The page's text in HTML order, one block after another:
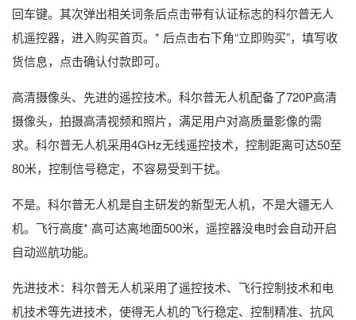
回车键。其次弹出相关词条后点击带有认证标志的科尔普无人
机遥控器，进入购买首页。* 后点击右下角“立即购买”，填写收
货信息，点击确认付款即可。
高清摄像头、先进的遥控技术。科尔普无人机配备了720P高清
摄像头，拍摄高清视频和照片，满足用户对高质量影像的需
求。科尔普无人机采用4GHz无线遥控技术，控制距离可达50至
80米，控制信号稳定，不容易受到干扰。
不是。科尔普无人机是自主研发的新型无人机，不是大疆无人
机。飞行高度* 高可达离地面500米，遥控器没电时会自动开启
自动巡航功能。
先进技术：科尔普无人机采用了遥控技术、飞行控制技术和电
机技术等先进技术，使得无人机的飞行稳定、控制精准、抗风